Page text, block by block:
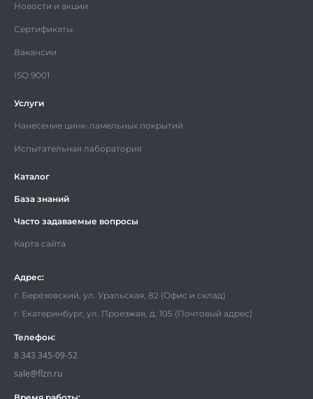
Новости и акции
Сертификаты
Вакансии
ISO 9001
Услуги
Нанесение цинк-ламельных покрытий
Испытательная лаборатория
Каталог
База знаний
Часто задаваемые вопросы
Карта сайта
Адрес:
г. Берёзовский, ул. Уральская, 82 (Офис и склад)
г. Екатеринбург, ул. Проезжая, д. 105 (Почтовый адрес)
Телефон:
8 343 345-09-52
sale@flzn.ru